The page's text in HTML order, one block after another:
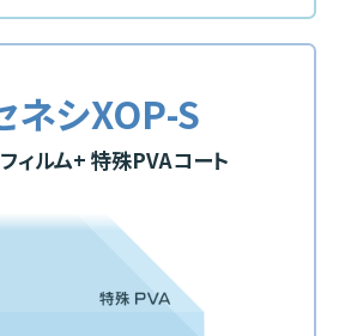
ネシXOP-S
ィルム+ 特殊PVAコート